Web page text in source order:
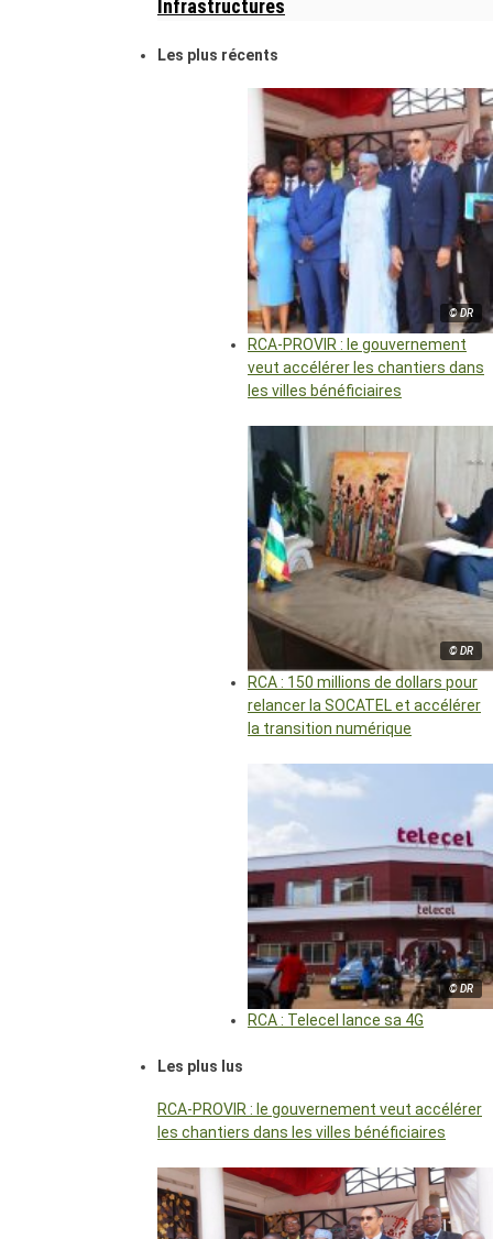
Infrastructures
Les plus récents
© DR
RCA-PROVIR : le gouvernement
veut accélérer les chantiers dans
les villes bénéficiaires
© DR
RCA : 150 millions de dollars pour
relancer la SOCATEL et accélérer
la transition numérique
© DR
RCA : Telecel lance sa 4G
Les plus lus
RCA-PROVIR : le gouvernement veut accélérer
les chantiers dans les villes bénéficiaires